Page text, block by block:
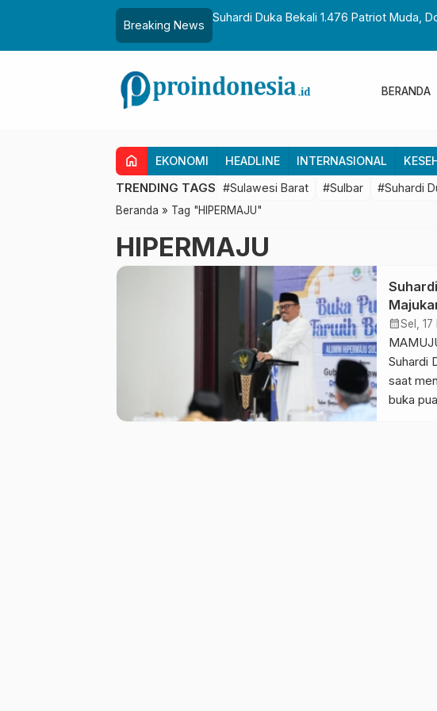
Breaking News
Suhardi Duka Bekali 1.476 Patriot Muda,
BERANDA
home EKONOMI HEADLINE INTERNASIONAL
TRENDING TAGS #Sulawesi Barat #Sulbar #Suhardi
Beranda » Tag "HIPERMAJU"
HIPERMAJU
calendar_monthSel,
Suhardi
saat
buka